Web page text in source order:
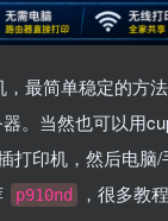
最简单稳定的方
。当然也可以用
打印机，然后电脑
p910nd
，很多教